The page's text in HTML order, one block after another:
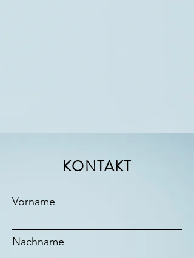
KONTAKT
Vorname
Nachname